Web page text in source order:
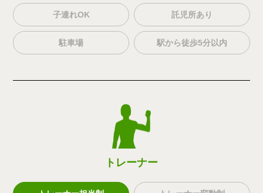
子連れOK 託児所あり
駐車場 駅から徒歩5分以内
トレーナー